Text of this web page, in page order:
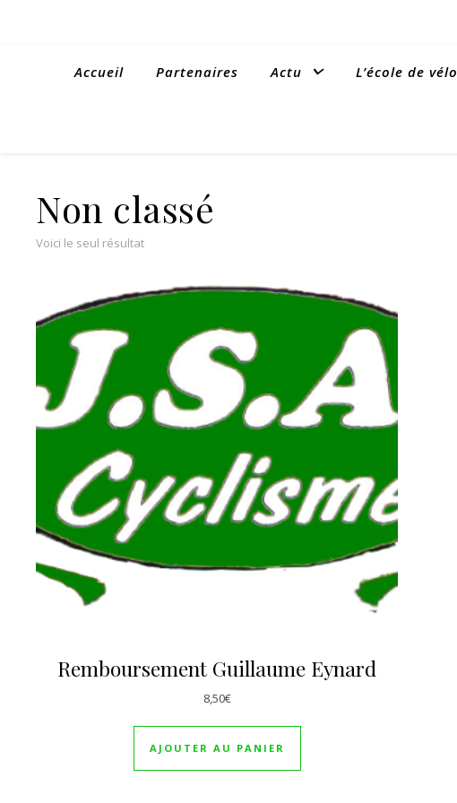
Accueil Partenaires Actu L’école de vélo
Non classé
Voici le seul résultat
Remboursement Guillaume Eynard
8,50€
AJOUTER AU PANIER